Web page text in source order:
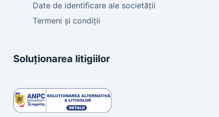
Date de identificare ale societății
Termeni și condiții
Soluționarea litigiilor